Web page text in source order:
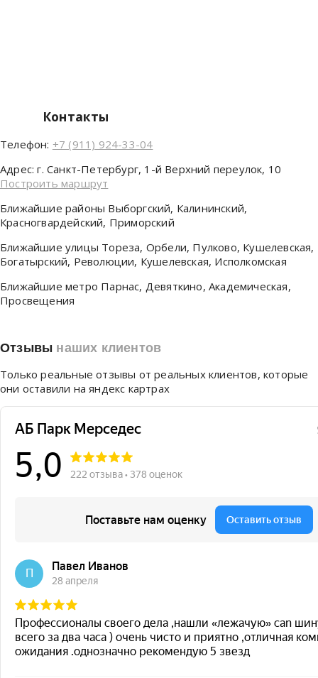
Контакты
Телефон: +7 (911) 924-33-04
Адрес:г. Санкт-Петербург, 1-й Верхний переулок, 10
Построить маршрут
Ближайшие районы Выборгский, Калининский,
Красногвардейский, Приморский
Ближайшие улицы Тореза, Орбели, Пулково, Кушелевская,
Богатырский, Революции, Кушелевская, Исполкомская
Ближайшие метро Парнас, Девяткино, Академическая,
Просвещения
Отзывы наших клиентов
Только реальные отзывы от реальных клиентов, которые
они оставили на яндекс картрах